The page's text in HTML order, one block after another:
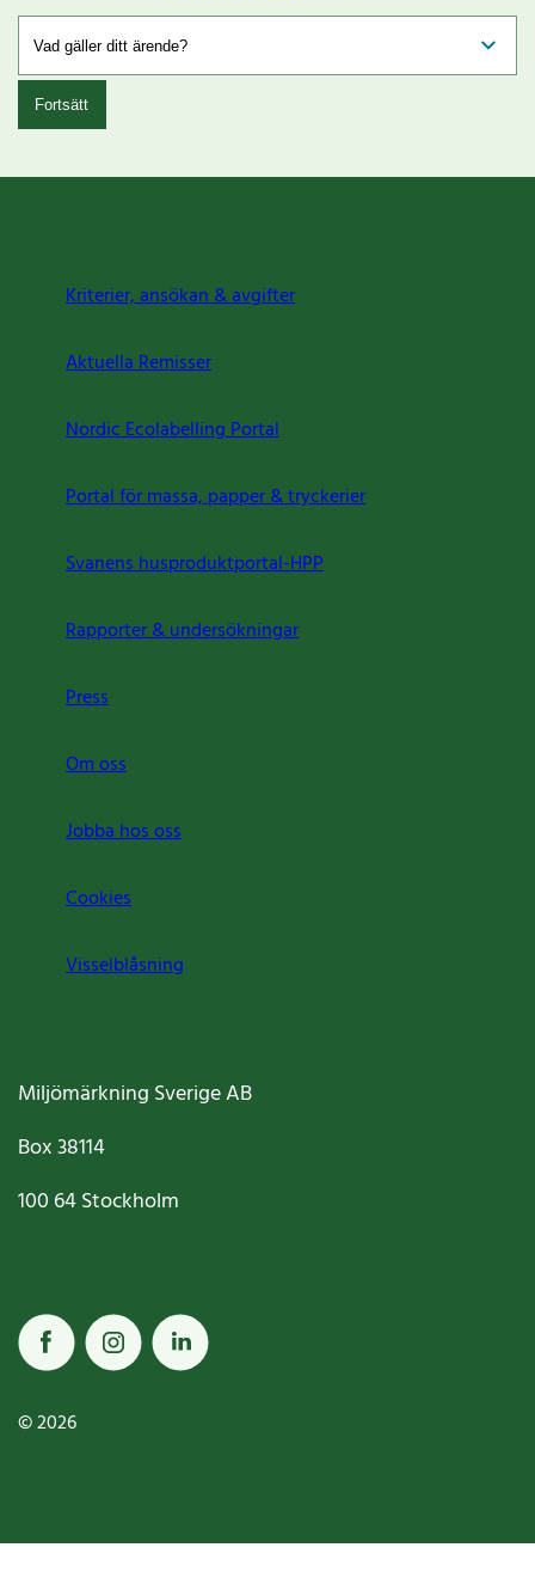
Fortsätt
Kriterier, ansökan & avgifter
Aktuella Remisser
Nordic Ecolabelling Portal
Portal för massa, papper & tryckerier
Svanens husproduktportal-HPP
Rapporter & undersökningar
Press
Om oss
Jobba hos oss
Cookies
Visselblåsning
Miljömärkning Sverige AB
Box38114
100 64Stockholm
© 2026